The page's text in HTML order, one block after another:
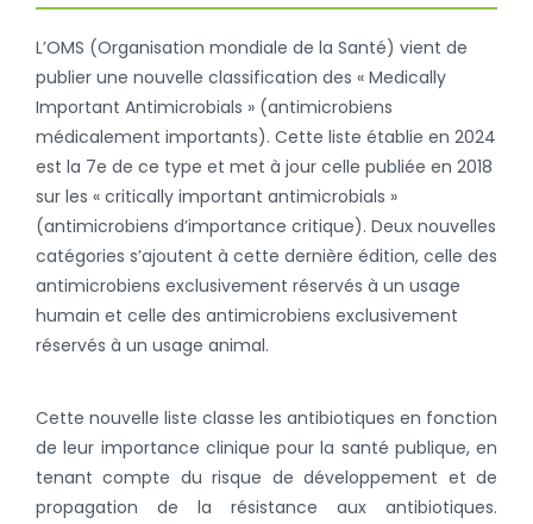
L’OMS (Organisation mondiale de la Santé) vient de
publier une nouvelle classification des « Medically
Important Antimicrobials » (antimicrobiens
médicalement importants). Cette liste établie en 2024
est la 7e de ce type et met à jour celle publiée en 2018
sur les « critically important antimicrobials »
(antimicrobiens d’importance critique). Deux nouvelles
catégories s’ajoutent à cette dernière édition, celle des
antimicrobiens exclusivement réservés à un usage
humain et celle des antimicrobiens exclusivement
réservés à un usage animal.
Cette nouvelle liste classe les antibiotiques en fonction
de leur importance clinique pour la santé publique, en
tenant compte du risque de développement et de
propagation de la résistance aux antibiotiques.